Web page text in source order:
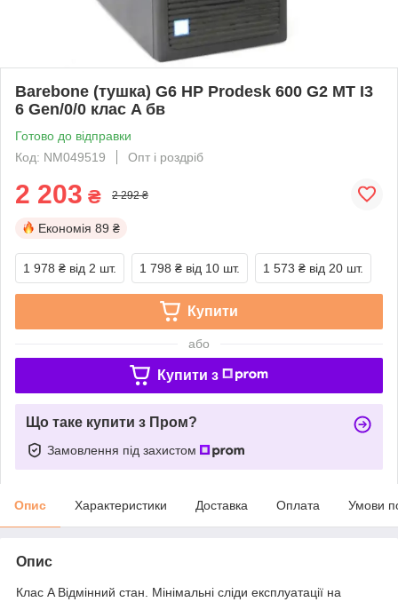
Barebone (тушка) G6 HP Prodesk 600 G2 MT I3
6 Gen/0/0 клас A бв
Готово до відправки
Код: NM049519
Опт і роздріб
2 203 ₴ 2 292 ₴
Економія 89 ₴
1 978 ₴ від 2 шт. 1 798 ₴ від 10 шт. 1 573 ₴ від 20 шт.
Купити
або
Купити з
Що таке купити з Пром?
Замовлення під захистом
Опис Характеристики Доставка Оплата Умови
Опис
Клас A Відмінний стан. Мінімальні сліди експлуатації на